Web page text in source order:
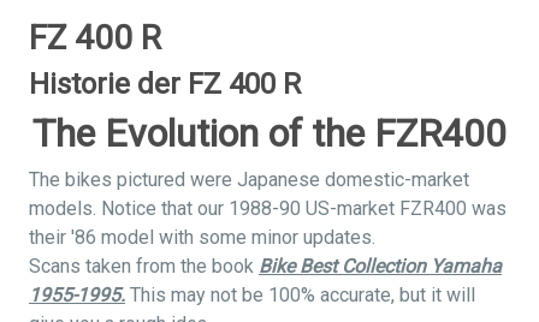
FZ 400 R
Historie der FZ 400 R
The Evolution of the FZR400
The bikes pictured were Japanese domestic-market
models. Notice that our 1988-90 US-market FZR400 was
their '86 model with some minor updates.
Scans taken from the book Bike Best Collection Yamaha
1955-1995. This may not be 100% accurate, but it will